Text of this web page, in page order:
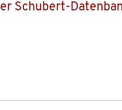
Schubert-